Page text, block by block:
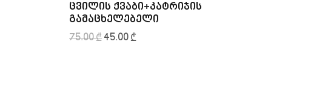
ცვილის ქვაბი+კატრიჯის
გამაცხელებელი
75.00₾ 45.00 ₾